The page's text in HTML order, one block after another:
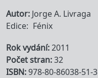
Autor Jorge A. Livraga
Edice
Fénix
Rok vydání 2011
Počet stran 32
ISBN 978-80-86038-51-3